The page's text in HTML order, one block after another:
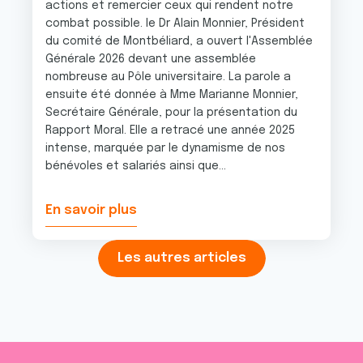
services.
actions et remercier ceux qui rendent notre
combat possible. le Dr Alain Monnier, Président
du comité de Montbéliard, a ouvert l'Assemblée
Générale 2026 devant une assemblée
nombreuse au Pôle universitaire. La parole a
ensuite été donnée à Mme Marianne Monnier,
Secrétaire Générale, pour la présentation du
Rapport Moral. Elle a retracé une année 2025
intense, marquée par le dynamisme de nos
bénévoles et salariés ainsi que...
En savoir plus
Les autres articles